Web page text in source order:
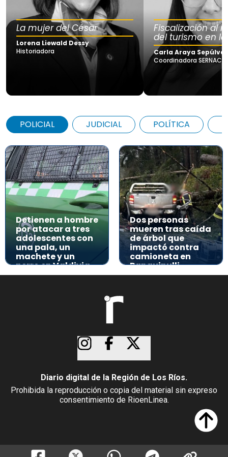
La mujer del César
Lorena Liewald Dessy
Historiadora
Fiscalización al
del turismo en
Carla Araya
Coordinadora SERNAC
POLICIAL JUDICIAL POLÍTICA
Detienen a hombre
por atacar a tres
adolescentes con
una pala, un
machete y un
perro en Valdivia
Dos personas
mueren tras caída
de árbol que
impactó contra
camioneta en
Panguipulli
Diario digital de la Región de Los Ríos.
Prohibida la reproducción o copia del material sin expreso
consentimiento de RioenLinea.